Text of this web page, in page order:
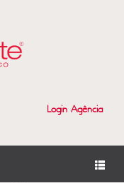
Login Agência